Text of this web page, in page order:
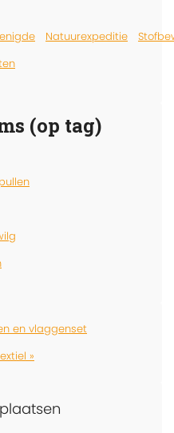
Natuurexpeditie
(op tag)
en vlaggenset
»